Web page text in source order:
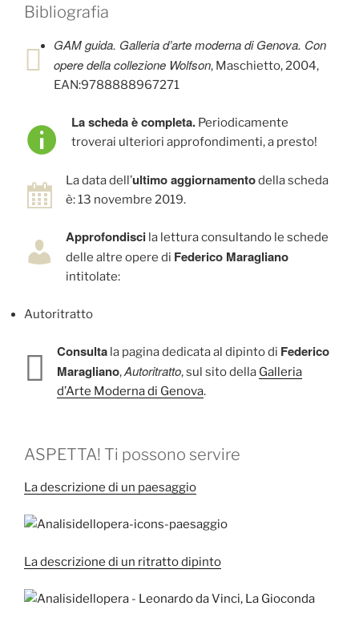
Bibliografia
GAM guida. Galleria d’arte moderna di Genova. Con
opere della collezione Wolfson, Maschietto, 2004,
EAN:9788888967271
La scheda è completa. Periodicamente
troverai ulteriori approfondimenti, a presto!
La data dell’ultimo aggiornamentodella scheda
è: 13 novembre 2019.
Approfondisci la lettura consultando le schede
delle altre opere di Federico Maragliano
intitolate:
Autoritratto
Consulta la pagina dedicata al dipinto di Federico
Maragliano,Autoritratto, sul sito della Galleria
d’Arte Moderna di Genova.
ASPETTA! Ti possono servire
La descrizione di un paesaggio
La descrizione di un ritratto dipinto